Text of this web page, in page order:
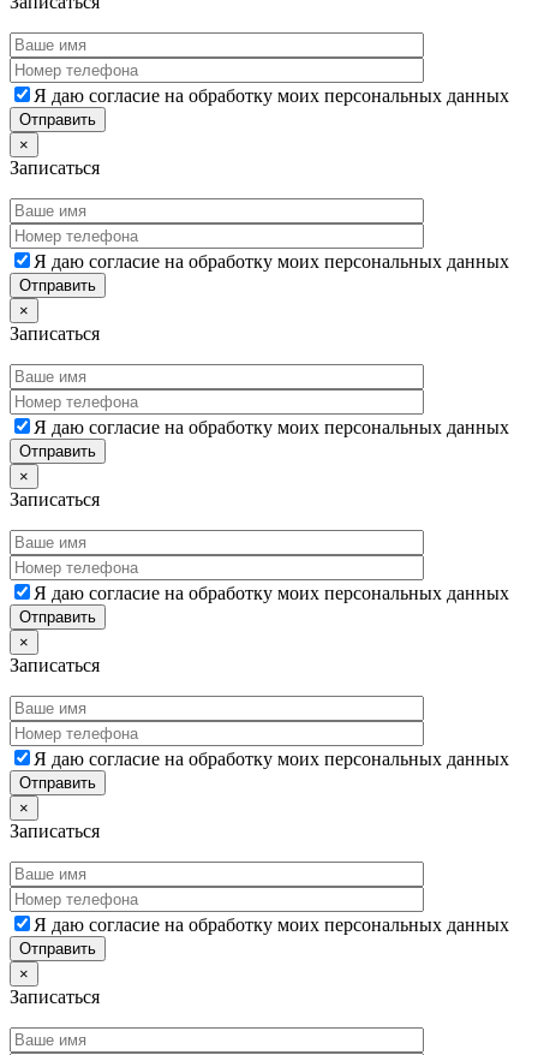
Я даю согласие на обработку моих персональных данных
×
Записаться
Я даю согласие на обработку моих персональных данных
×
Записаться
Я даю согласие на обработку моих персональных данных
×
Записаться
Я даю согласие на обработку моих персональных данных
×
Записаться
Я даю согласие на обработку моих персональных данных
×
Записаться
Я даю согласие на обработку моих персональных данных
×
Записаться